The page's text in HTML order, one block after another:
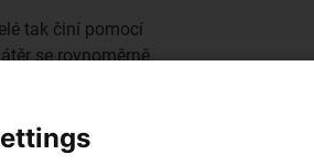
tak činí pomocí
se rovnoměrně
vrstvu.
na paměti, že s
i přilnavost prášku.